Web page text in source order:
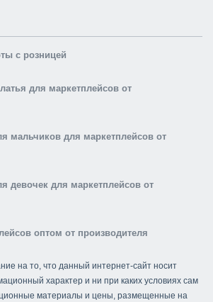
с розницей
для маркетплейсов от
мальчиков для маркетплейсов от
девочек для маркетплейсов от
оптом от производителя
на то, что данный интернет-сайт носит
характер и ни при каких условиях сам
материалы и цены, размещенные на